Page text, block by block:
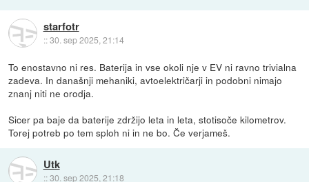
starfotr
::30. sep 2025, 21:14
To enostavno ni res. Baterija in vse okoli nje v EV ni ravno trivialna
zadeva. In današnji mehaniki, avtoelektričarji in podobni nimajo
znanj niti ne orodja.
Sicer pa baje da baterije zdržijo leta in leta, stotisoče kilometrov.
Torej potreb po tem sploh ni in ne bo. Če verjameš.
Utk
::30. sep 2025, 21:18